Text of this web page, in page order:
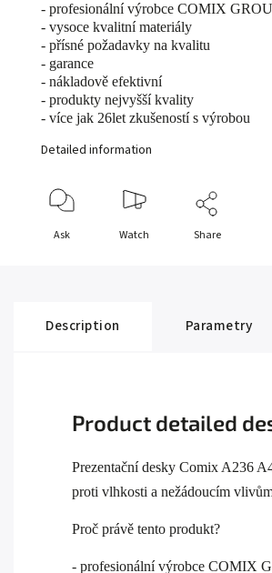
- profesionální výrobce COMIX
- vysoce kvalitní materiály
- přísné požadavky na kvalitu
- garance
- nákladově efektivní
- produkty nejvyšší kvality
- více jak 26let zkušeností s výrobou
Detailed information
Ask Watch Share
Description Parametry
Product detailed
Prezentační desky Comix A236
proti vlhkosti a nežádoucím
Proč právě tento produkt?
- profesionální výrobce COMIX